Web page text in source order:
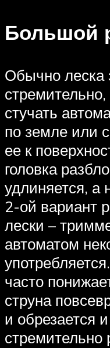
Большой
Обычно леска
стучать
по земле или
ее к
головка
удлиняется, а
2-ой вариант
лески –
автоматом
часто
струна
и обрезается
стремительно